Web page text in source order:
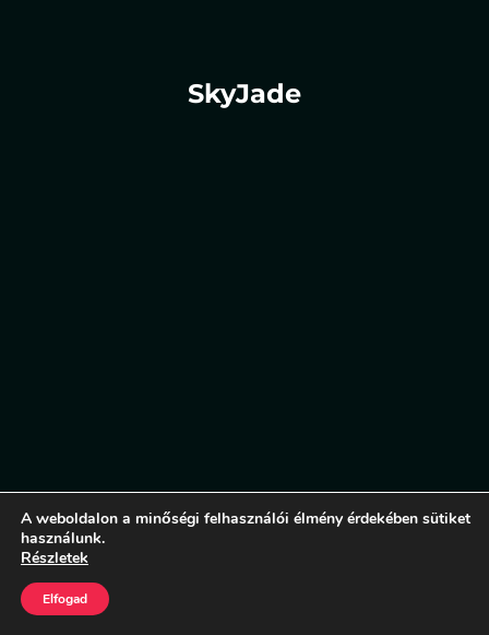
SkyJade
A weboldalon a minőségi felhasználói élmény érdekében sütiket
használunk.
Részletek
Elfogad